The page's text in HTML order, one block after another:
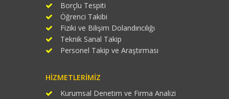
Borçlu Tespiti
Öğrenci Takibi
Fiziki ve Bilişim Dolandırıcılığı
Teknik Sanal Takip
Personel Takip ve Araştırması
HIZMETLERIMIZ
Kurumsal Denetim ve Firma Analizi